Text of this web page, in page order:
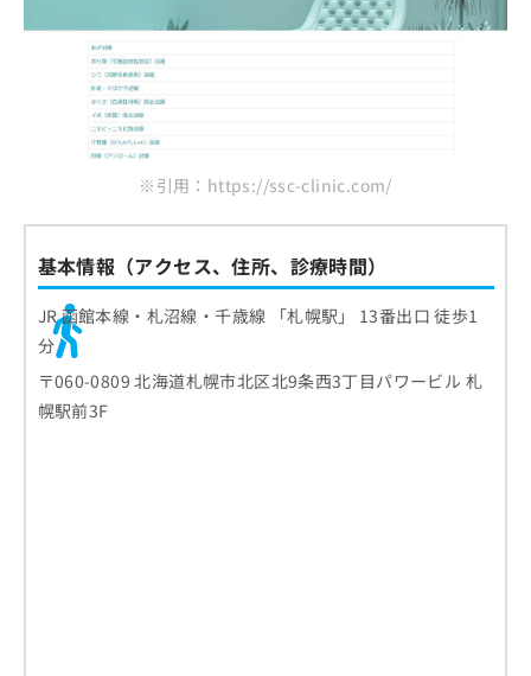
※引用：https://ssc-clinic.com/
基本情報（アクセス、住所、診療時間）
JR 函館本線・札沼線・千歳線 「札幌駅」 13番出口 徒歩1
分
〒060-0809 北海道札幌市北区北9条西3丁目パワービル 札
幌駅前3F